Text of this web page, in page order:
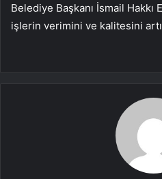
Belediye Başkanı İsmail Hakkı
işlerin verimini ve kalitesini